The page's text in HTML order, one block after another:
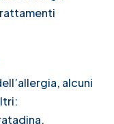
alcuni